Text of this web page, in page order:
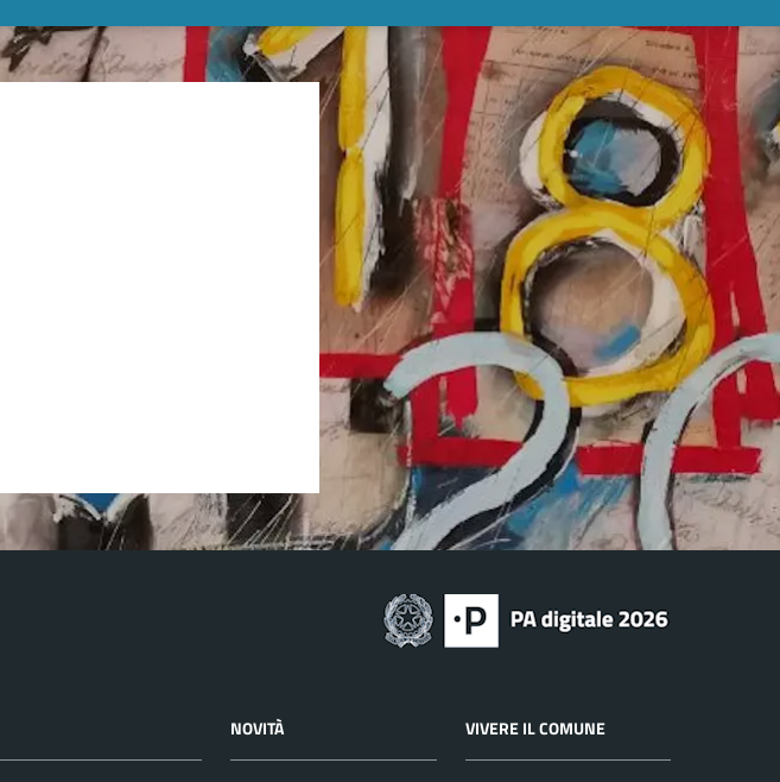
NOVITÀ VIVERE IL COMUNE